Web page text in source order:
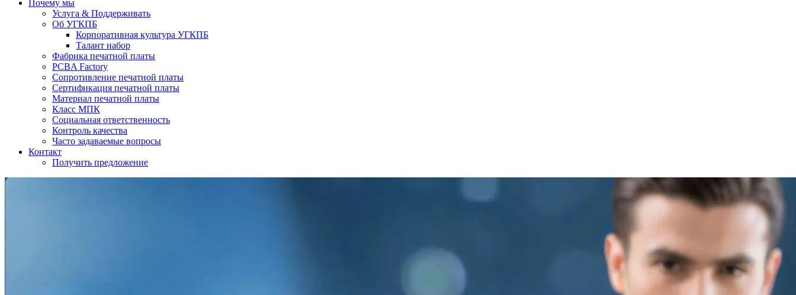
Почему мы
Услуга & Поддерживать
Об УГКПБ
Корпоративная культура УГКПБ
Талант набор
Фабрика печатной платы
PCBA Factory
Сопротивление печатной платы
Сертификация печатной платы
Материал печатной платы
Класс МПК
Социальная ответственность
Контроль качества
Часто задаваемые вопросы
Контакт
Получить предложение